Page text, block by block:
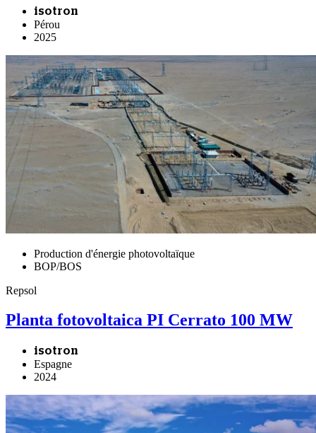
isotron
Pérou
2025
Production d'énergie photovoltaïque
BOP/BOS
Repsol
Planta fotovoltaica PI Cerrato 100 MW
isotron
Espagne
2024